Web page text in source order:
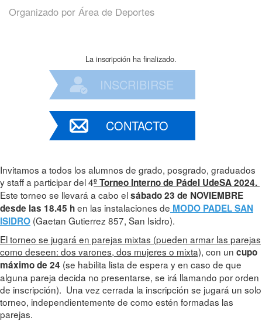
Organizado por Área de Deportes
La inscripción ha finalizado.
INSCRIBIRSE
CONTACTO
Invitamos a todos los alumnos de grado, posgrado, graduados
y staff a participar del 4ºTorneo Interno de Pádel UdeSA 2024.
Este torneo se llevará a cabo elsábado 23 de NOVIEMBRE
desde las 18.45 hen las instalaciones de MODO PADEL SAN
ISIDRO (Gaetan Gutierrez 857, San Isidro).
El torneo se jugará en parejas mixtas (pueden armar las parejas
como deseen: dos varones, dos mujeres o mixta), con un cupo
máximo de 24 (se habilita lista de espera y en caso de que
alguna pareja decida no presentarse, se irá llamando por orden
de inscripción). Una vez cerrada la inscripción se jugará un solo
torneo, independientemente de como estén formadas las
parejas.